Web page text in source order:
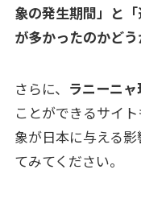
象の発生期間」と
が多かったのかど
さらに、 ラニーニ
ことができるサイ
象が日本に与える
てみてください。